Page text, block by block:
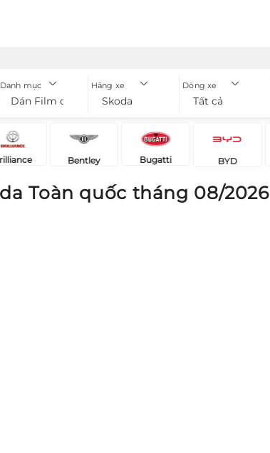
Danh mục
Dán Film cách nhiệt
Hãng xe
Skoda
Dòng xe
Tất cả
Bentley Bugatti BYD
Toàn quốc tháng 08/2026